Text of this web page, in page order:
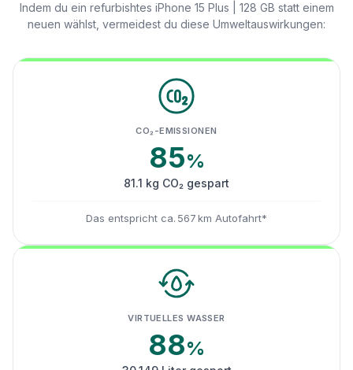
Indem du ein refurbishtes iPhone 15 Plus | 128 GB statt einem
neuen wählst, vermeidest du diese Umweltauswirkungen:
CO₂-EMISSIONEN
85%
81.1 kg CO₂ gespart
Das entspricht ca. 567 km Autofahrt*
VIRTUELLES WASSER
88%